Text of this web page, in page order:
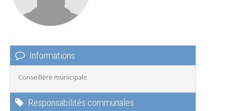
Informations
Conseillère municipale
Responsabilités communales